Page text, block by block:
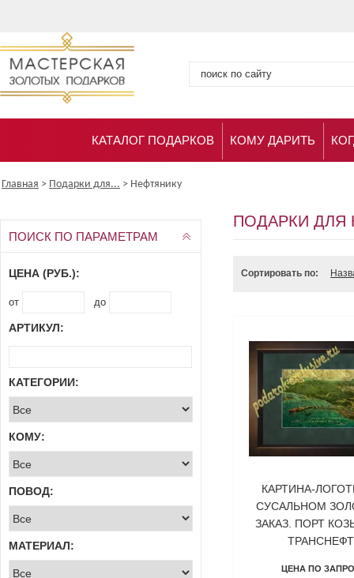
КАТАЛОГ ПОДАРКОВ КОМУ ДАРИТЬ
Главная > Подарки для... > Нефтянику
ПОИСК ПО ПАРАМЕТРАМ
ЦЕНА (РУБ.):
от до
АРТИКУЛ:
КАТЕГОРИИ:
КОМУ:
ПОВОД:
МАТЕРИАЛ:
ПОДАРКИ ДЛЯ
Сортировать по:
КАРТИНА-
СУСАЛЬНОМ
ЗАКАЗ. ПОРТ
ЦЕНА ПО